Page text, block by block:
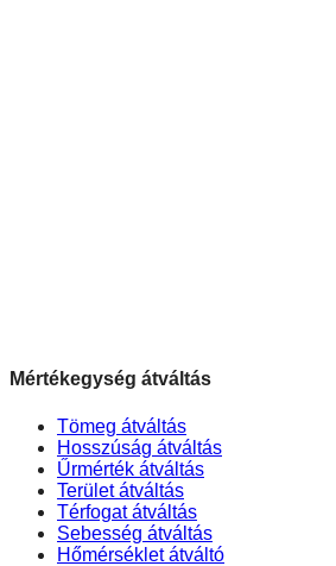
Mértékegység átváltás
Tömeg átváltás
Hosszúság átváltás
Űrmérték átváltás
Terület átváltás
Térfogat átváltás
Sebesség átváltás
Hőmérséklet átváltó